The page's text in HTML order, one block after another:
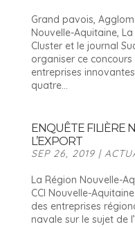
Grand pavois,
Nouvelle-Aquitaine,
Cluster et le journal
organiser ce
entreprises
quatre...
ENQUÊTE FILIÈRE
L’EXPORT
SEP 26, 2019|
La Région Nouvelle-
CCI Nouvelle-
des entreprises
navale sur le sujet de